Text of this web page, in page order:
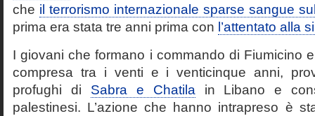
che il terrorismo internazionale sparse sangue
prima era stata tre anni prima con l’attentato alla
I giovani che formano i commando di Fiumicino
compresa tra i venti e i venticinque anni,
profughi di Sabra e Chatila in Libano e
palestinesi. L’azione che hanno intrapreso è